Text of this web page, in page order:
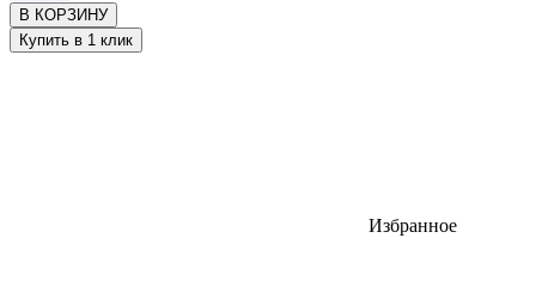
В КОРЗИНУ
Купить в 1 клик
Избранное